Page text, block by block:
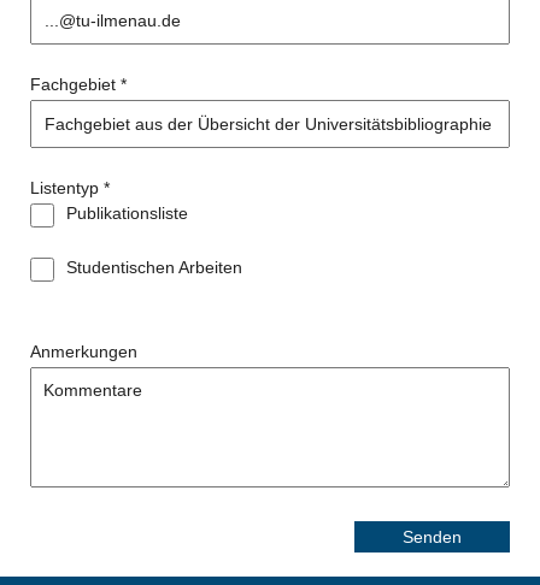
Fachgebiet *
Listentyp *
Publikationsliste
Studentischen Arbeiten
Anmerkungen
Senden